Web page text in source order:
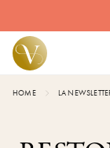
HOME LA